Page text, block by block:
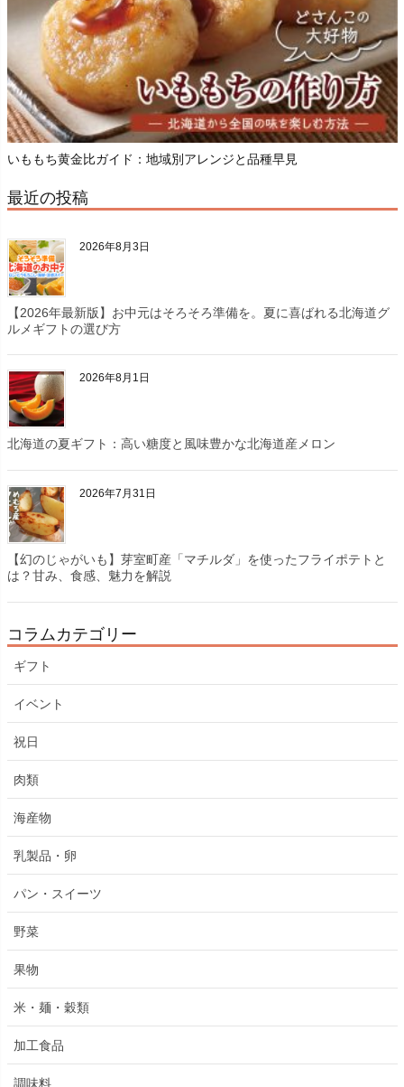
いももち黄金比ガイド：地域別アレンジと品種早見
最近の投稿
2026年8月3日
【2026年最新版】お中元はそろそろ準備を。夏に喜ばれる北海道グ
ルメギフトの選び方
2026年8月1日
北海道の夏ギフト：高い糖度と風味豊かな北海道産メロン
2026年7月31日
【幻のじゃがいも】芽室町産「マチルダ」を使ったフライポテトと
は？甘み、食感、魅力を解説
コラムカテゴリー
ギフト
イベント
祝日
肉類
海産物
乳製品・卵
パン・スイーツ
野菜
果物
米・麺・穀類
加工食品
調味料